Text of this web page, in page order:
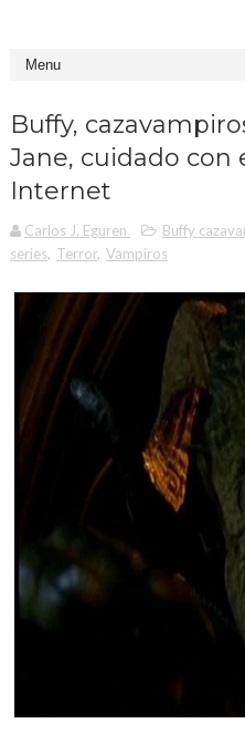
Buffy,
Jane, cuidado con
Internet
Carlos J. Eguren Buffy
series, Terror, Vampiros